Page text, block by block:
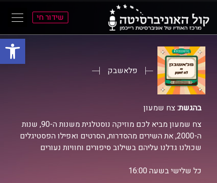
פתח
התפריט
הראשי
התוכן
הראשי
שידור חי
פלאשבק
בהגשת:צח שמעון
צח שמעון מביא לכם מוזיקה נוסטלגית משנות ה-90, שנות
ה-2000, את השירים מהסדרות, הסרטים ואפילו הפסטיגלים
שכולנו גדלנו עליהם בשילוב סיפורים וחוויות נעורים
כל שלישי בשעה 16:00